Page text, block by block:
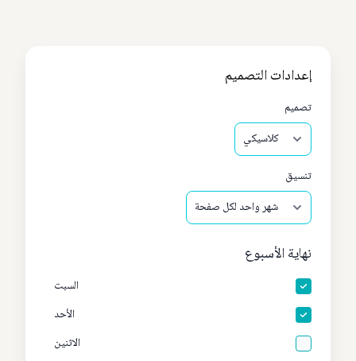
إعدادات التصميم
تصميم
تنسيق
نهاية الأسبوع
السبت
الأحد
الاثنين